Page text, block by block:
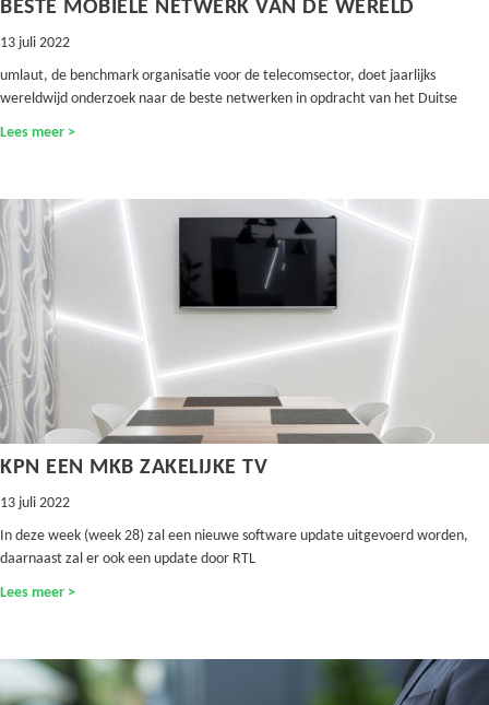
BESTE MOBIELE NETWERK VAN DE WERELD
13 juli 2022
umlaut, de benchmark organisatie voor de telecomsector, doet jaarlijks
wereldwijd onderzoek naar de beste netwerken in opdracht van het Duitse
Lees meer >
KPN EEN MKB ZAKELIJKE TV
13 juli 2022
In deze week (week 28) zal een nieuwe software update uitgevoerd worden,
daarnaast zal er ook een update door RTL
Lees meer >